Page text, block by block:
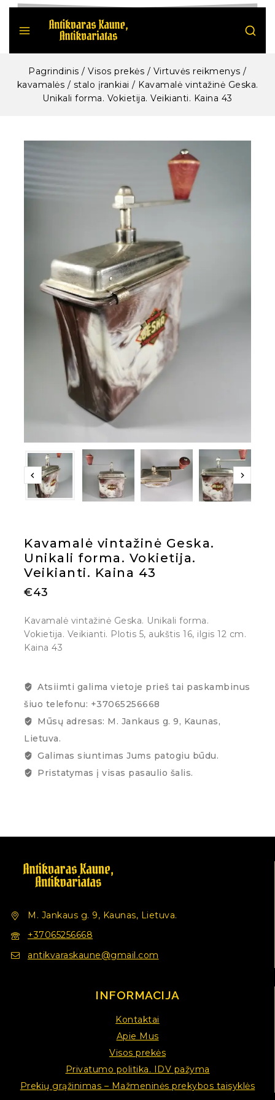
Pagrindinis / Visos prekės / Virtuvės reikmenys /
kavamalės / stalo įrankiai / Kavamalė vintažinė Geska.
Unikali forma. Vokietija. Veikianti. Kaina 43
Kavamalė vintažinė Geska.
Unikali forma. Vokietija.
Veikianti. Kaina 43
€43
Kavamalė vintažinė Geska. Unikali forma.
Vokietija. Veikianti. Plotis 5, aukštis 16, ilgis 12 cm.
Kaina 43
Atsiimti galima vietoje prieš tai paskambinus
šiuo telefonu: +37065256668
Mūsų adresas: M. Jankaus g. 9, Kaunas,
Lietuva.
Galimas siuntimas Jums patogiu būdu.
Pristatymas į visas pasaulio šalis.
M. Jankaus g. 9, Kaunas, Lietuva.
+37065256668
antikvaraskaune@gmail.com
INFORMACIJA
Kontaktai
Apie Mus
Visos prekės
Privatumo politika. IDV pažyma
Prekių grąžinimas – Mažmeninės prekybos taisyklės